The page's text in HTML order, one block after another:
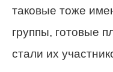
таковые тоже
группы, готовые
стали их